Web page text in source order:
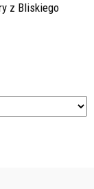
z Bliskiego